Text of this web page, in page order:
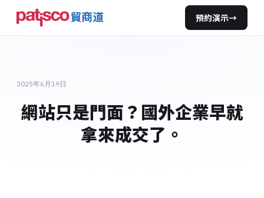
預約演示→
2025年6月19日
網站只是門面？國外企業早就
拿來成交了。